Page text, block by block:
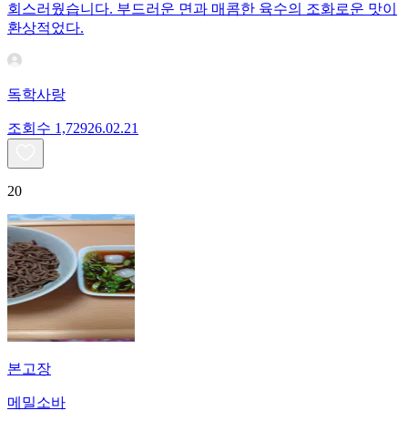
회스러웠습니다. 부드러운 면과 매콤한 육수의 조화로운 맛이
환상적었다.
독학사랑
조회수 1,72926.02.21
20
본고장
메밀소바